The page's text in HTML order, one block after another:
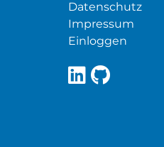
Datenschutz
Impressum
Einloggen